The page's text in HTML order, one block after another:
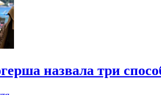
назвала три